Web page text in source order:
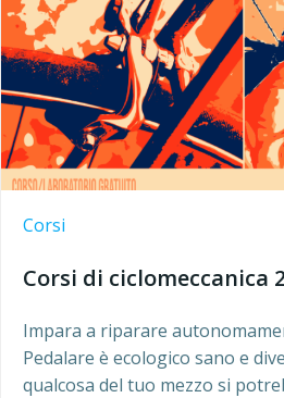
Corsi
Corsi di ciclomeccanica
Impara a riparare
Pedalare è ecologico sano e
qualcosa del tuo mezzo si